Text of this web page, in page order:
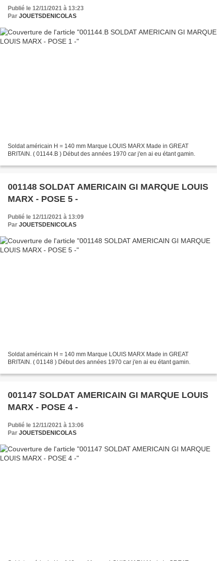
Publié le 12/11/2021 à 13:23
Par JOUETSDENICOLAS
Soldat américain H = 140 mm Marque LOUIS MARX Made in GREAT
BRITAIN. ( 01144.B ) Début des années 1970 car j'en ai eu étant gamin.
001148 SOLDAT AMERICAIN GI MARQUE LOUIS
MARX - POSE 5 -
Publié le 12/11/2021 à 13:09
Par JOUETSDENICOLAS
Soldat américain H = 140 mm Marque LOUIS MARX Made in GREAT
BRITAIN. ( 01148 ) Début des années 1970 car j'en ai eu étant gamin.
001147 SOLDAT AMERICAIN GI MARQUE LOUIS
MARX - POSE 4 -
Publié le 12/11/2021 à 13:06
Par JOUETSDENICOLAS